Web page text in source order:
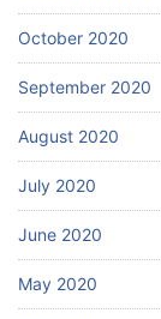
October 2020
September 2020
August 2020
July 2020
June 2020
May 2020